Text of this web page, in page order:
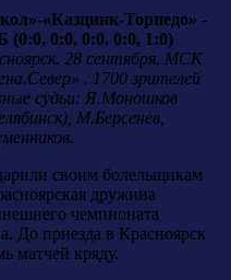
«Казцинк-Торпедо» -
(0:0, 0:0, 0:0, 0:0, 1:0)
28 сентября. МСК
. 1700 зрителей
судьи: Я.Моношков
М.Берсенев,
своим болельщикам
дружина
чемпионата
До приезда в Красноярск
матчей кряду.